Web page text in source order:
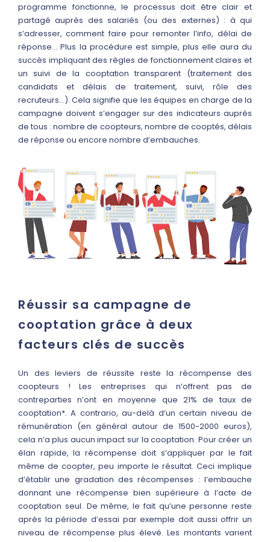
programme fonctionne, le processus doit être clair et
partagé auprès des salariés (ou des externes) : à qui
s’adresser, comment faire pour remonter l’info, délai de
réponse… Plus la procédure est simple, plus elle aura du
succès impliquant des règles de fonctionnement claires et
un suivi de la cooptation transparent (traitement des
candidats et délais de traitement, suivi, rôle des
recruteurs…). Cela signifie que les équipes en charge de la
campagne doivent s’engager sur des indicateurs auprès
de tous : nombre de coopteurs, nombre de cooptés, délais
de réponse ou encore nombre d’embauches.
Réussir sa campagne de
cooptation grâce à deux
facteurs clés de succès
Un des leviers de réussite reste la récompense des
coopteurs ! Les entreprises qui n’offrent pas de
contreparties n’ont en moyenne que 21% de taux de
cooptation*. A contrario, au-delà d’un certain niveau de
rémunération (en général autour de 1500-2000 euros),
cela n’a plus aucun impact sur la cooptation. Pour créer un
élan rapide, la récompense doit s’appliquer par le fait
même de coopter, peu importe le résultat. Ceci implique
d’établir une gradation des récompenses : l’embauche
donnant une récompense bien supérieure à l’acte de
cooptation seul. De même, le fait qu’une personne reste
après la période d’essai par exemple doit aussi offrir un
niveau de récompense plus élevé. Les montants varient